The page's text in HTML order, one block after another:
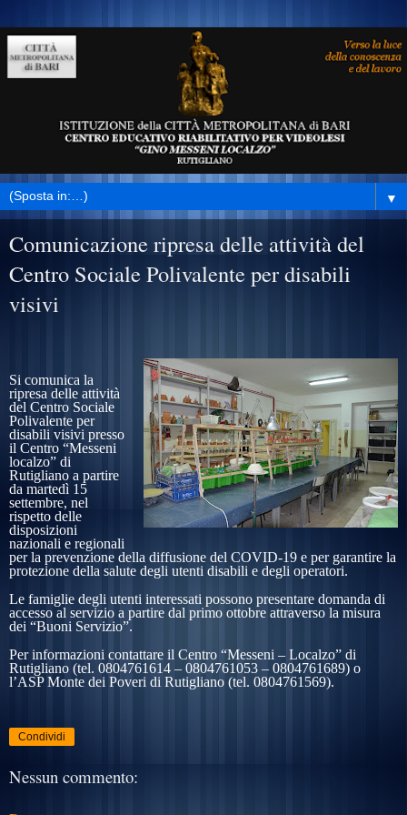
▼
Comunicazione ripresa delle attività del
Centro Sociale Polivalente per disabili
visivi
Si comunica la
ripresa delle attività
del Centro Sociale
Polivalente per
disabili visivi presso
il Centro “Messeni
localzo” di
Rutigliano a partire
da martedì 15
settembre, nel
rispetto delle
disposizioni
nazionali e regionali
per la prevenzione della diffusione del COVID-19 e per garantire la
protezione della salute degli utenti disabili e degli operatori.
Le famiglie degli utenti interessati possono presentare domanda di
accesso al servizio a partire dal primo ottobre attraverso la misura
dei “Buoni Servizio”.
Per informazioni contattare il Centro “Messeni – Localzo” di
Rutigliano (tel. 0804761614 – 0804761053 – 0804761689) o
l’ASP Monte dei Poveri di Rutigliano (tel. 0804761569).
Condividi
Nessun commento: